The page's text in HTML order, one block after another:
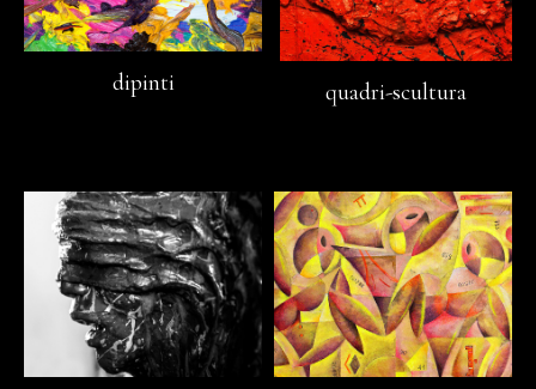
dipinti quadri-scultura